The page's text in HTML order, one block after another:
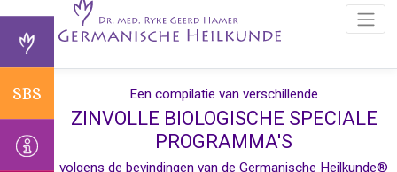
SBS
vertalingen
Overdenking:
vaccinatie
Waarom
Germanische
Heilkunde?
Het
onderscheid
biologische
speciale
programma's
de
natuur
AIDS
Verklaring
betreffende
de
verificatie
in
Trnava
Bevestiging
Habilitatierede
Universiteit
Trnava
Interview
Hamer
Belangrijke
informatie
Bestaan
zogenaamde
zoek
hulp...
Congressen:
Alternatieve
manieren...
med.
Ryke
Geerd
Hamer
van
Een compilatie van verschillende
ZINVOLLE BIOLOGISCHE SPECIALE
PROGRAMMA'S
volgens de bevindingen van de Germanische Heilkunde®